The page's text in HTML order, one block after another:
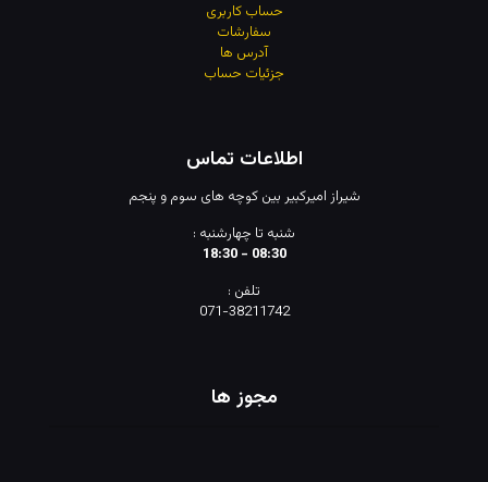
حساب کاربری
سفارشات
آدرس ها
جزئیات حساب
اطلاعات تماس
شیراز امیرکبیر بین کوچه های سوم و پنجم
شنبه تا چهارشنبه :
08:30 - 18:30
تلفن :
071-38211742
مجوز ها